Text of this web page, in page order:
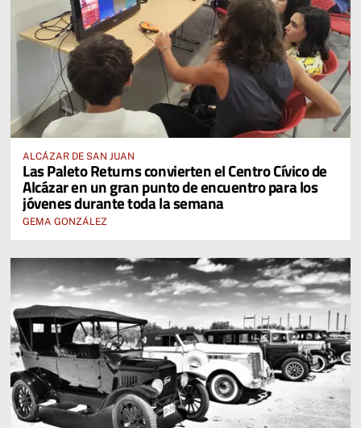
ALCÁZAR DE SAN JUAN
Las Paleto Returns convierten el Centro Cívico de
Alcázar en un gran punto de encuentro para los
jóvenes durante toda la semana
GEMA GONZÁLEZ